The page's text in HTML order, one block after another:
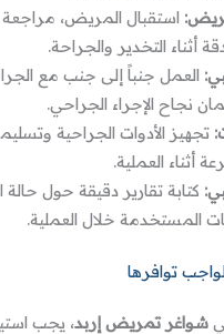
استقبال المريض، مراجعة
أثناء التخدير والجراحة.
العمل جنباً إلى جنب مع
نجاح الإجراء الجراحي.
تجهيز الأدوات الجراحية
أثناء العملية.
كتابة تقارير دقيقة حول
المستخدمة خلال العملية.
توافرها
شواغر تمريض إربد، يجب